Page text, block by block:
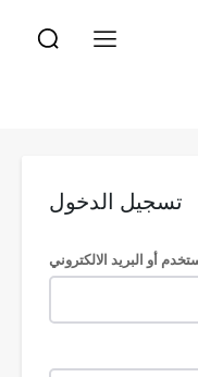
تسجيل الدخول
أو البريد الالكتروني